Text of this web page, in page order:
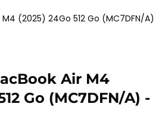
(2025) 24Go 512 Go (MC7DFN/A)
Air M4
Go (MC7DFN/A) -